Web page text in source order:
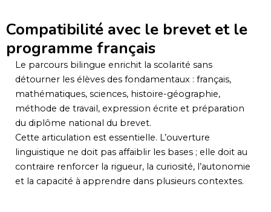
Compatibilité avec le brevet et le
programme français
Le parcours bilingue enrichit la scolarité sans
détourner les élèves des fondamentaux : français,
mathématiques, sciences, histoire-géographie,
méthode de travail, expression écrite et préparation
du diplôme national du brevet.
Cette articulation est essentielle. L’ouverture
linguistique ne doit pas affaiblir les bases ; elle doit au
contraire renforcer la rigueur, la curiosité, l’autonomie
et la capacité à apprendre dans plusieurs contextes.